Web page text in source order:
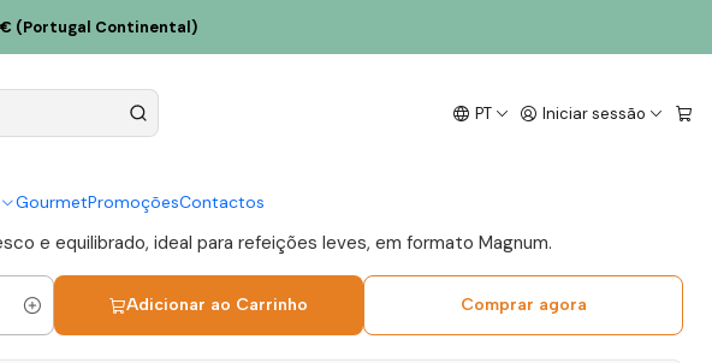
PT Iniciar sessão
GourmetPromoçõesContactos
(Portugal Continental)
Magnum 2019 Douro
e equilibrado, ideal para refeições leves, em formato Magnum.
Adicionar ao Carrinho Comprar agora